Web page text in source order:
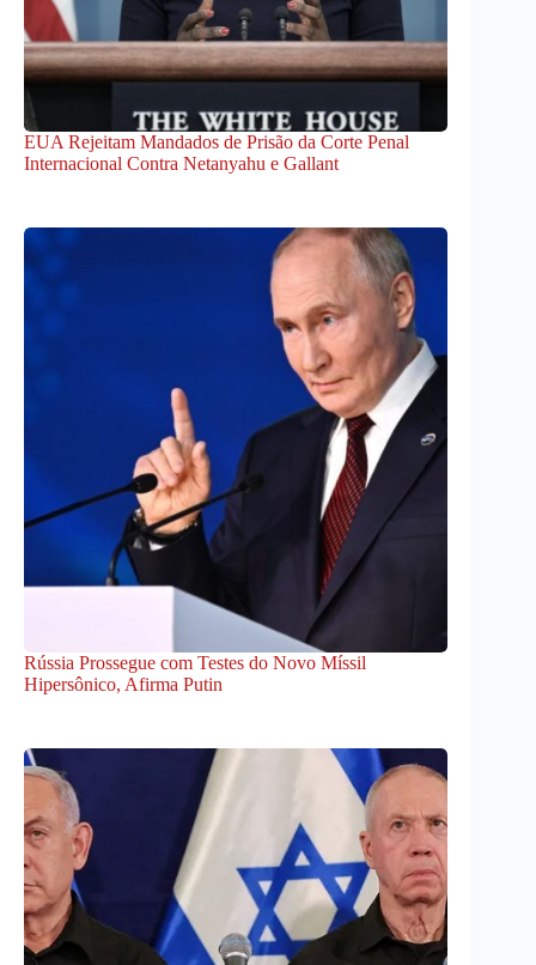
EUA Rejeitam Mandados de Prisão da Corte Penal
Internacional Contra Netanyahu e Gallant
Rússia Prossegue com Testes do Novo Míssil
Hipersônico, Afirma Putin